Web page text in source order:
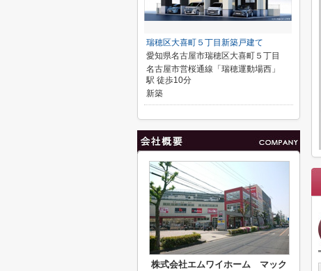
瑞穂区大喜町５丁目新築戸建て
愛知県名古屋市瑞穂区大喜町５丁目
名古屋市営桜通線「瑞穂運動場西」
駅 徒歩10分
新築
株式会社エムワイホーム マック